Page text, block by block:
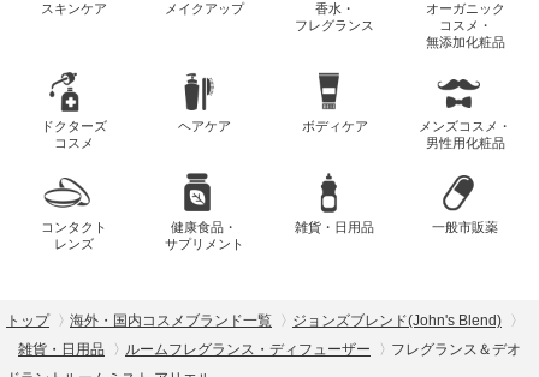
スキンケア メイクアップ
香水・
フレグランス
オーガニック
コスメ・
無添加化粧品
ドクターズ
コスメ
ヘアケア ボディケア
メンズコスメ・
男性用化粧品
コンタクト
レンズ
健康食品・
サプリメント
雑貨・日用品 一般市販薬
トップ 海外・国内コスメブランド一覧
ジョンズブレンド(John's Blend)
雑貨・日用品
ルームフレグランス・ディフューザー
フレグランス＆デオ